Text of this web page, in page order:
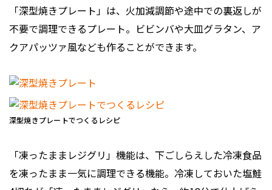
「深型焼きプレート」は、火加減調節や途中での裏返しが
不要で調理できるプレート。ビビンバや大皿グラタン、ア
クアパッツァ風なども作ることができます。
深型焼きプレートでつくるレシピ
「凍ったままレジグリ」機能は、下ごしらえした冷凍食品
を凍ったまま一気に調理できる機能。冷凍しておいた塩鮭